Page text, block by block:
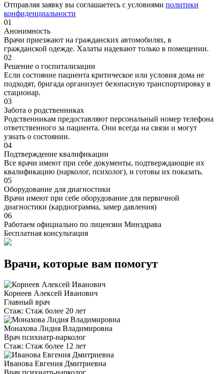
Отправляя заявку вы соглашаетесь с условиями политики
конфиденциальности
01
Анонимность
Врачи приезжают на гражданских автомобилях, в
гражданской одежде. Халаты надевают только в помещении.
02
Решение о госпитализации
Если состояние пациента критическое или условия дома не
подходят, бригада организует безопасную транспортировку в
стационар.
03
Забота о родственниках
Родственникам предоставляют персональный номер телефона
ответственного за пациента. Они всегда на связи и могут
узнать о состоянии.
04
Подтверждение квалификации
Все врачи имеют при себе документы, подтверждающие их
квалификацию (нарколог, психолог), и готовы их показать.
05
Оборудование для диагностики
Врачи имеют при себе оборудование для первичной
диагностики (кардиограмма, замер давления)
06
Работаем официально по лицензии Минздрава
Бесплатная консультация
Врачи, которые вам помогут
Корнеев Алексей Иванович
Главный врач
Стаж: Стаж более 20 лет
Монахова Лидия Владимировна
Врач психиатр-нарколог
Стаж: Стаж более 12 лет
Иванова Евгения Дмитриевна
Врач психиатр-нарколог